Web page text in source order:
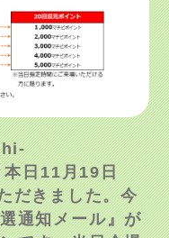
本日11月19日
だきました。今
通知メール』が